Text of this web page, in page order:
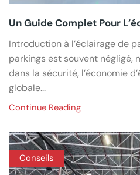
Un Guide Complet Pour
Introduction à l’éclairage de
parkings est souvent négligé,
dans la sécurité, l’économie
globale...
Continue Reading
Conseils